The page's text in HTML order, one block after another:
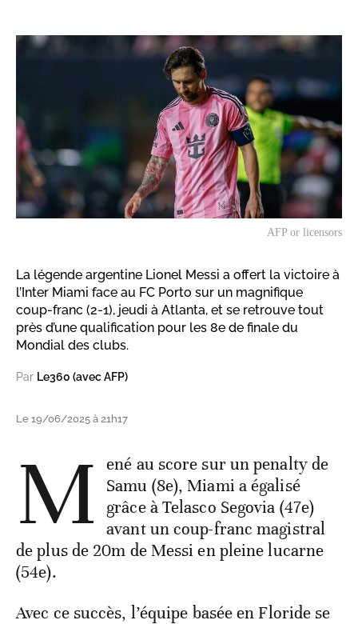
AFP or licensors
La légende argentine Lionel Messi a offert la victoire à
l’Inter Miami face au FC Porto sur un magnifique
coup-franc (2-1), jeudi à Atlanta, et se retrouve tout
près d’une qualification pour les 8e de finale du
Mondial des clubs.
Par Le360 (avec AFP)
Le 19/06/2025 à 21h17
M
ené au score sur un penalty de
Samu (8e), Miami a égalisé
grâce à Telasco Segovia (47e)
avant un coup-franc magistral
de plus de 20m de Messi en pleine lucarne
(54e).
Avec ce succès, l’équipe basée en Floride se